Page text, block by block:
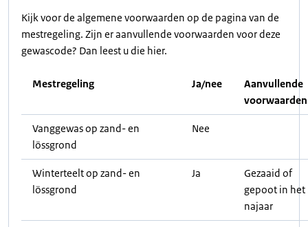
Kijk voor de algemene voorwaarden op de pagina van de
mestregeling. Zijn er aanvullende voorwaarden voor deze
gewascode? Dan leest u die hier.
Mestregeling Ja/nee
Aanvullende
voorwaarden
Vanggewas op zand- en
lössgrond
Nee
Winterteelt op zand- en
lössgrond
Ja
Gezaaid of
gepoot in het
najaar